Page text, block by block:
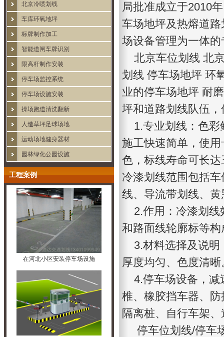
北京冷喷划线
车库环氧地坪
标牌制作加工
智能道闸车牌识别
限高杆制作安装
停车场监控系统
停车场设施安装
操场跑道清洗翻新
人造草坪足球场地
运动场地健身器材
园林绿化公园设施
工程案例
在河北小区安装停车场设施
局批准成立于2010
车场地坪及热熔道
场设备管理为一体
北京车位划线 北
划线 停车场地坪 环
业的停车场地坪 耐
坪和道路划线队伍
1.专业划线：色彩
施工快速简单，使
色，标线寿命可长
冷漆划线范围包括
线、导流带划线、
2.作用：冷漆划线
和路面线轮廓标等
3.材料选择及说明
厚度均匀、色度清晰
4.停车场设备，减
椎、橡胶挡车器、
隔离桩、自行车架
停车位划线/停车